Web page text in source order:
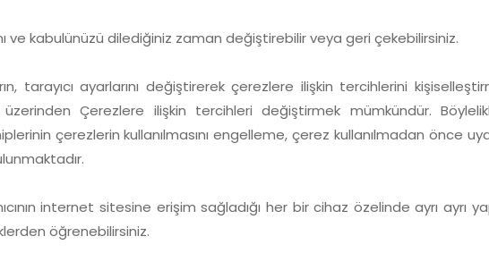
ve kabulünüzü dilediğiniz zaman değiştirebilir veya geri çekebilirsiniz.
tarayıcı ayarlarını değiştirerek çerezlere ilişkin tercihlerini
üzerinden Çerezlere ilişkin tercihleri değiştirmek mümkündür.
çerezlerin kullanılmasını engelleme, çerez kullanılmadan önce
internet sitesine erişim sağladığı her bir cihaz özelinde ayrı ayrı
öğrenebilirsiniz.